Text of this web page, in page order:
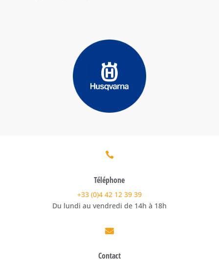

Téléphone
+33 (0)4 42 12 39 39
Du lundi au vendredi de 14h à 18h

Contact